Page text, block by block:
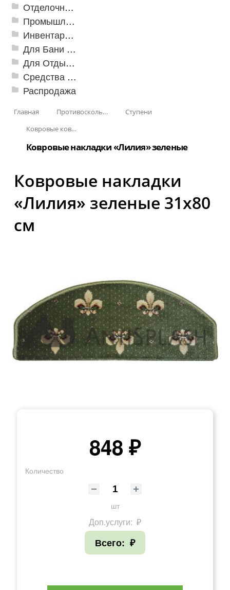
Отделочные профили
Промышленный текстиль
Инвентарь для клининга
Для Бани и Сауны
Для Отдыха и Пикника
Средства от насекомых и садовых вредителей
Распродажа
Главная Противоскользящая защита для лестниц, профили, ленты
Ступени
Ковровые коврики на ступеньки
Ковровые накладки «Лилия» зеленые
Ковровые накладки
«Лилия» зеленые 31х80
см
848 ₽
Количество
шт
Доп.услуги: ₽
Всего: ₽